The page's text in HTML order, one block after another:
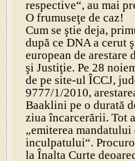
respective“, au mai
O frumuseţe de caz!
Cum se ştie deja,
după ce DNA a cerut
european de arestare
şi Justiţie. Pe 28
de pe site-ul ÎCCJ,
9777/1/2010,
Baaklini pe o durată
ziua încarcerării. Tot
„emiterea mandatului
inculpatului“.
la Înalta Curte